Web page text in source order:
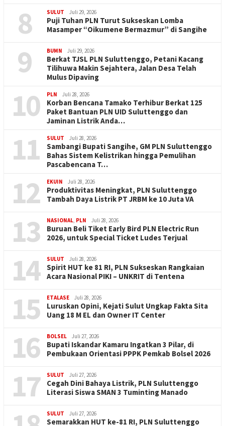
8 SULUT Juli 29, 2026
Puji Tuhan PLN Turut Sukseskan Lomba
Masamper “Oikumene Bermazmur” di Sangihe
9 BUMN Juli 29, 2026
Berkat TJSL PLN Suluttenggo, Petani Kacang
Tilihuwa Makin Sejahtera, Jalan Desa Telah
Mulus Dipaving
10 PLN Juli 28, 2026
Korban Bencana Tamako Terhibur Berkat 125
Paket Bantuan PLN UID Suluttenggo dan
Jaminan Listrik Anda…
11 SULUT Juli 28, 2026
Sambangi Bupati Sangihe, GM PLN Suluttenggo
Bahas Sistem Kelistrikan hingga Pemulihan
Pascabencana T…
12 EKUIN Juli 28, 2026
Produktivitas Meningkat, PLN Suluttenggo
Tambah Daya Listrik PT JRBM ke 10 Juta VA
13 NASIONAL PLN Juli 28, 2026
Buruan Beli Tiket Early Bird PLN Electric Run
2026, untuk Special Ticket Ludes Terjual
14 SULUT Juli 28, 2026
Spirit HUT ke 81 RI, PLN Sukseskan Rangkaian
Acara Nasional PIKI – UNKRIT di Tentena
15 ETALASE Juli 28, 2026
Luruskan Opini, Kejati Sulut Ungkap Fakta Sita
Uang 18 M EL dan Owner IT Center
16 BOLSEL Juli 27, 2026
Bupati Iskandar Kamaru Ingatkan 3 Pilar, di
Pembukaan Orientasi PPPK Pemkab Bolsel 2026
17 SULUT Juli 27, 2026
Cegah Dini Bahaya Listrik, PLN Suluttenggo
Literasi Siswa SMAN 3 Tuminting Manado
SULUT Juli 27, 2026
Semarakkan HUT ke-81 RI, PLN Suluttenggo